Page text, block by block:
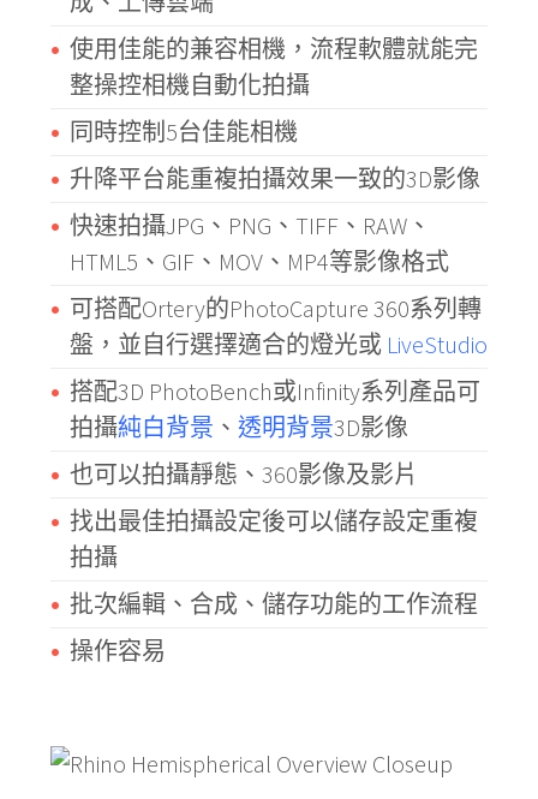
使用佳能的兼容相機，流程軟體就能完
整操控相機自動化拍攝
同時控制5台佳能相機
升降平台能重複拍攝效果一致的3D影像
快速拍攝JPG、PNG、TIFF、RAW、
HTML5、GIF、MOV、MP4等影像格式
可搭配Ortery的PhotoCapture 360系列轉
盤，並自行選擇適合的燈光或 LiveStudio
搭配3D PhotoBench或Infinity系列產品可
拍攝純白背景 、 透明背景3D影像
也可以拍攝靜態、360影像及影片
找出最佳拍攝設定後可以儲存設定重複
拍攝
批次編輯、合成、儲存功能的工作流程
操作容易